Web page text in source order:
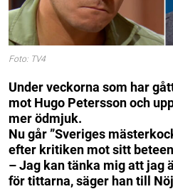
Foto: TV4
Under veckorna som har
mot Hugo Petersson och
mer ödmjuk.
Nu går ”Sveriges
efter kritiken mot sitt
– Jag kan tänka mig att jag
för tittarna, säger han till